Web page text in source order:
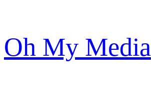
内
容
Oh My Media